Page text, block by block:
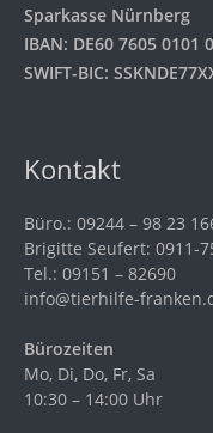
Sparkasse Nürnberg
IBAN: DE60 7605 0101
SWIFT-BIC:
Kontakt
Büro.: 09244 – 98 23
Brigitte Seufert: 0911-
Tel.: 09151 – 82690
info@tierhilfe-
Bürozeiten
Mo, Di, Do, Fr, Sa
10:30 – 14:00 Uhr